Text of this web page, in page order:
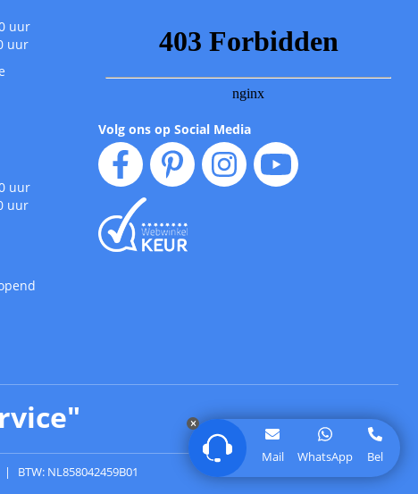
Mail WhatsApp Bel
uur
uur
uur
uur
Volg ons op Social Media
"
BTW: NL858042459B01